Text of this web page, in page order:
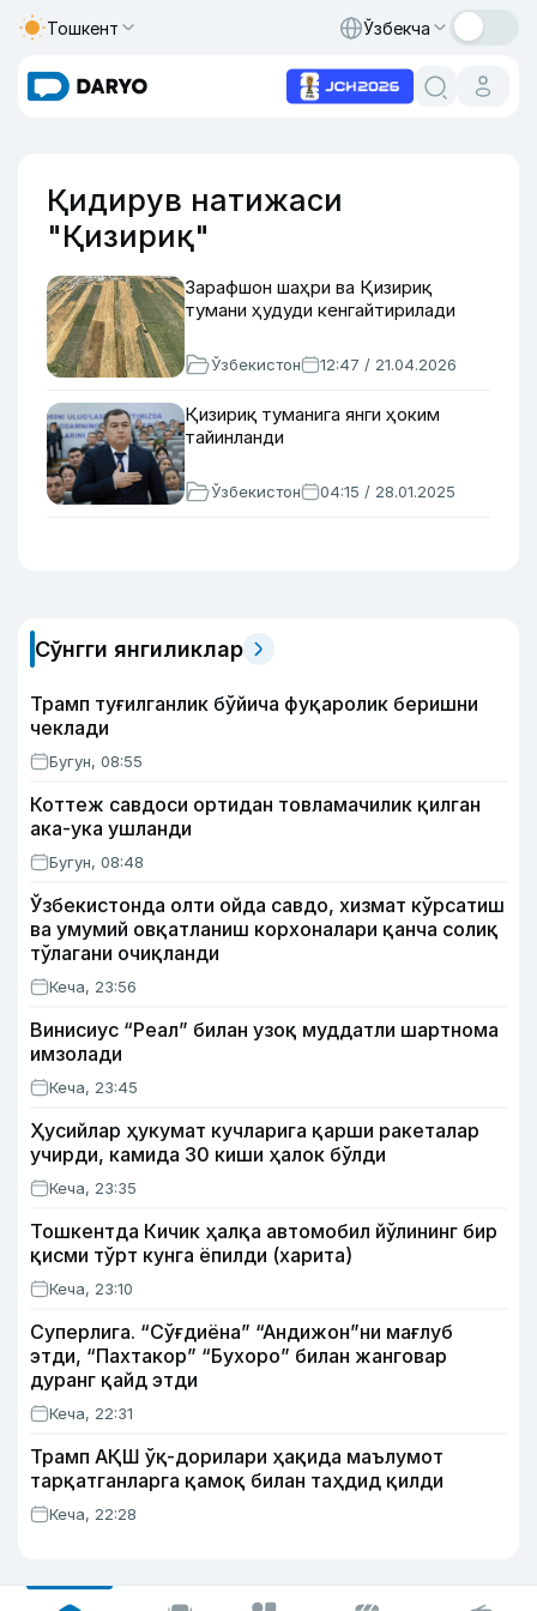
Тошкент Ўзбекча
Қидирув натижаси
"Қизириқ"
Зарафшон шаҳри ва Қизириқ
тумани ҳудуди кенгайтирилади
Ўзбекистон 12:47 / 21.04.2026
Қизириқ туманига янги ҳоким
тайинланди
Ўзбекистон 04:15 / 28.01.2025
Сўнгги янгиликлар
Трамп туғилганлик бўйича фуқаролик беришни
чеклади
Бугун, 08:55
Коттеж савдоси ортидан товламачилик қилган
ака-ука ушланди
Бугун, 08:48
Ўзбекистонда олти ойда савдо, хизмат кўрсатиш
ва умумий овқатланиш корхоналари қанча солиқ
тўлагани очиқланди
Кеча, 23:56
Винисиус “Реал” билан узоқ муддатли шартнома
имзолади
Кеча, 23:45
Ҳусийлар ҳукумат кучларига қарши ракеталар
учирди, камида 30 киши ҳалок бўлди
Кеча, 23:35
Тошкентда Кичик ҳалқа автомобил йўлининг бир
қисми тўрт кунга ёпилди (харита)
Кеча, 23:10
Суперлига. “Сўғдиёна” “Андижон”ни мағлуб
этди, “Пахтакор” “Бухоро” билан жанговар
дуранг қайд этди
Кеча, 22:31
Трамп АҚШ ўқ-дорилари ҳақида маълумот
тарқатганларга қамоқ билан таҳдид қилди
Кеча, 22:28